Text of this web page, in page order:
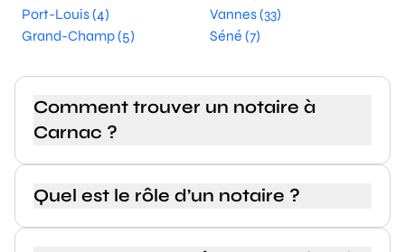
Port-Louis (4)
Vannes (33)
Grand-Champ (5)
Séné (7)
Comment trouver un notaire à
Carnac ?
Quel est le rôle d’un notaire ?